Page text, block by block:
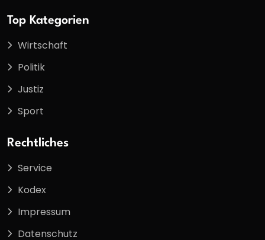
Top Kategorien
Wirtschaft
Politik
Justiz
Sport
Rechtliches
Service
Kodex
Impressum
Datenschutz